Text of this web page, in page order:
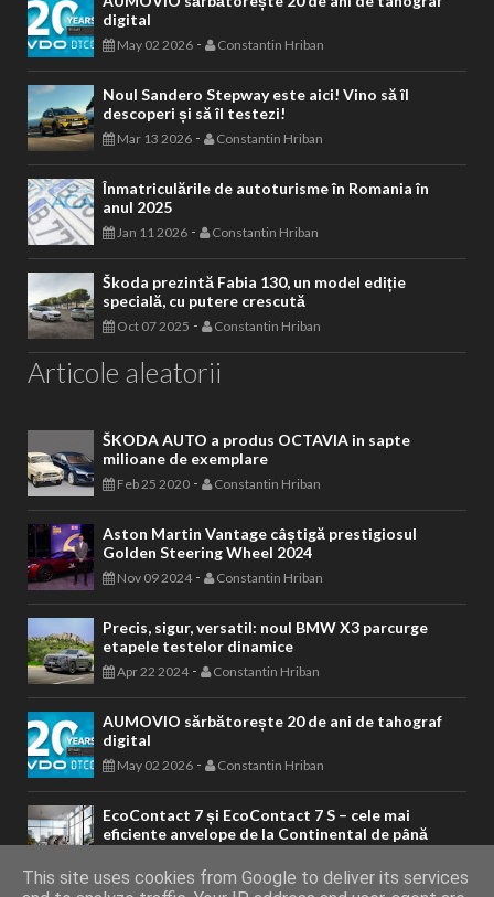
digital
May 02 2026 - Constantin Hriban
Noul Sandero Stepway este aici! Vino să îl
descoperi și să îl testezi!
Mar 13 2026 - Constantin Hriban
Înmatriculările de autoturisme în Romania în
anul 2025
Jan 11 2026 - Constantin Hriban
Škoda prezintă Fabia 130, un model ediție
specială, cu putere crescută
Oct 07 2025 - Constantin Hriban
Articole aleatorii
ŠKODA AUTO a produs OCTAVIA in sapte
milioane de exemplare
Feb 25 2020 - Constantin Hriban
Aston Martin Vantage câștigă prestigiosul
Golden Steering Wheel 2024
Nov 09 2024- Constantin Hriban
Precis, sigur, versatil: noul BMW X3 parcurge
etapele testelor dinamice
Apr 22 2024- Constantin Hriban
AUMOVIO sărbătorește 20 de ani de tahograf
digital
May 02 2026 - Constantin Hriban
EcoContact 7 și EcoContact 7 S – cele mai
eficiente anvelope de la Continental de până
Mar 30 2025- Constantin Hriban
This site uses cookies from Google to deliver its services